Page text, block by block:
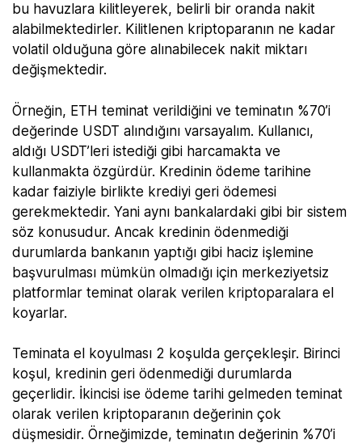
bu havuzlara kilitleyerek, belirli bir oranda nakit
alabilmektedirler. Kilitlenen kriptoparanın ne kadar
volatil olduğuna göre alınabilecek nakit miktarı
değişmektedir.
Örneğin, ETH teminat verildiğini ve teminatın %70’i
değerinde USDT alındığını varsayalım. Kullanıcı,
aldığı USDT’leri istediği gibi harcamakta ve
kullanmakta özgürdür. Kredinin ödeme tarihine
kadar faiziyle birlikte krediyi geri ödemesi
gerekmektedir. Yani aynı bankalardaki gibi bir sistem
söz konusudur. Ancak kredinin ödenmediği
durumlarda bankanın yaptığı gibi haciz işlemine
başvurulması mümkün olmadığı için merkeziyetsiz
platformlar teminat olarak verilen kriptoparalara el
koyarlar.
Teminata el koyulması 2 koşulda gerçekleşir. Birinci
koşul, kredinin geri ödenmediği durumlarda
geçerlidir. İkincisi ise ödeme tarihi gelmeden teminat
olarak verilen kriptoparanın değerinin çok
düşmesidir. Örneğimizde, teminatın değerinin %70’i